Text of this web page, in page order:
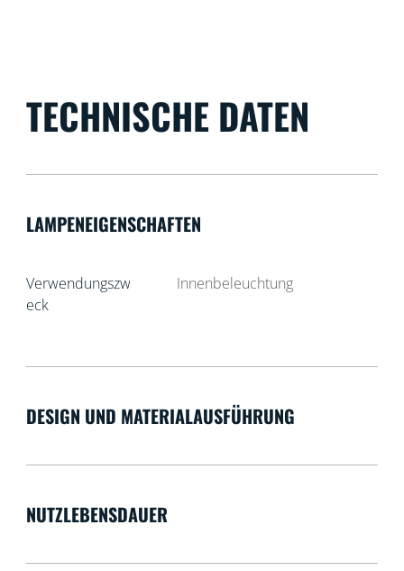
TECHNISCHE DATEN
LAMPENEIGENSCHAFTEN
Verwendungszw
eck
Innenbeleuchtung
DESIGN UND MATERIALAUSFÜHRUNG
NUTZLEBENSDAUER